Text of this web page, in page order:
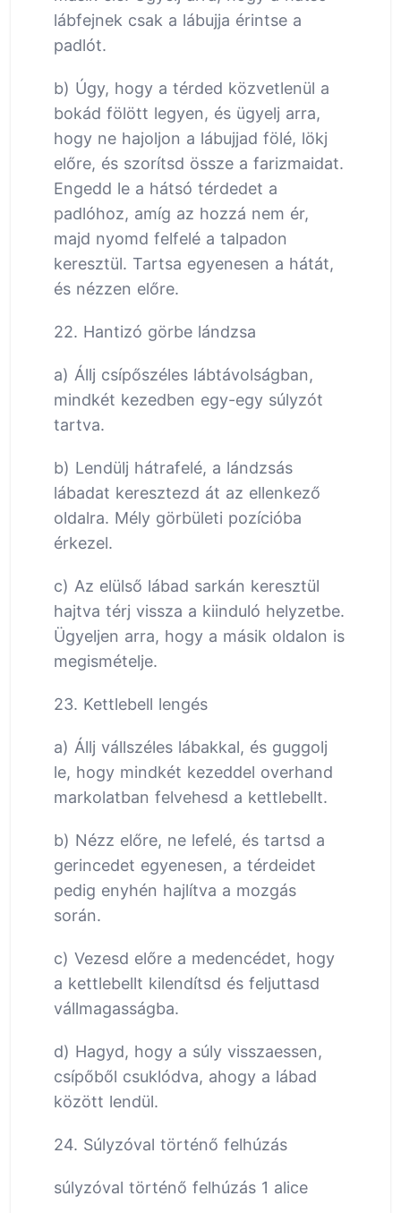
lábfejnek csak a lábujja érintse a
padlót.
b) Úgy, hogy a térded közvetlenül a
bokád fölött legyen, és ügyelj arra,
hogy ne hajoljon a lábujjad fölé, lökj
előre, és szorítsd össze a farizmaidat.
Engedd le a hátsó térdedet a
padlóhoz, amíg az hozzá nem ér,
majd nyomd felfelé a talpadon
keresztül. Tartsa egyenesen a hátát,
és nézzen előre.
22. Hantizó görbe lándzsa
a) Állj csípőszéles lábtávolságban,
mindkét kezedben egy-egy súlyzót
tartva.
b) Lendülj hátrafelé, a lándzsás
lábadat keresztezd át az ellenkező
oldalra. Mély görbületi pozícióba
érkezel.
c) Az elülső lábad sarkán keresztül
hajtva térj vissza a kiinduló helyzetbe.
Ügyeljen arra, hogy a másik oldalon is
megismételje.
23. Kettlebell lengés
a) Állj vállszéles lábakkal, és guggolj
le, hogy mindkét kezeddel overhand
markolatban felvehesd a kettlebellt.
b) Nézz előre, ne lefelé, és tartsd a
gerincedet egyenesen, a térdeidet
pedig enyhén hajlítva a mozgás
során.
c) Vezesd előre a medencédet, hogy
a kettlebellt kilendítsd és feljuttasd
vállmagasságba.
d) Hagyd, hogy a súly visszaessen,
csípőből csuklódva, ahogy a lábad
között lendül.
24. Súlyzóval történő felhúzás
súlyzóval történő felhúzás 1 alice